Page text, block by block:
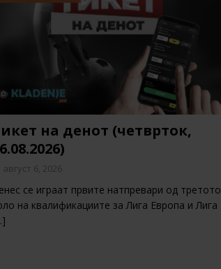
на денот (четврток,
август 6, 2026
се играат првите натпревари од третото
на квалификациите за Лига Европа и Лига